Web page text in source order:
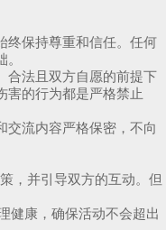
终保持尊重和信任。任何
合法且双方自愿的前提下
害的行为都是严格禁止
交流内容严格保密，不向
，并引导双方的互动。但
健康，确保活动不会超出